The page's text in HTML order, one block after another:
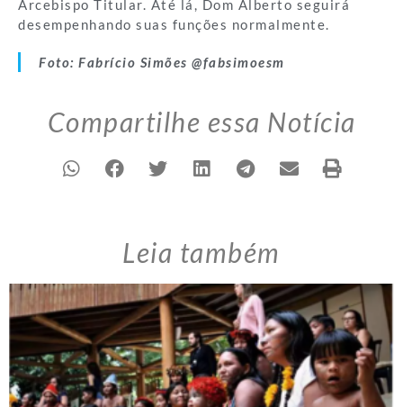
Arcebispo Titular. Até lá, Dom Alberto seguirá
desempenhando suas funções normalmente.
Foto: Fabrício Simões @fabsimoesm
Compartilhe essa Notícia
Leia também